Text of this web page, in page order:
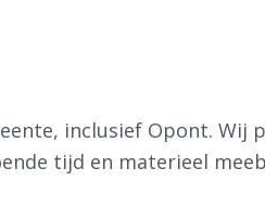
inclusief Opont. Wij
tijd en materieel